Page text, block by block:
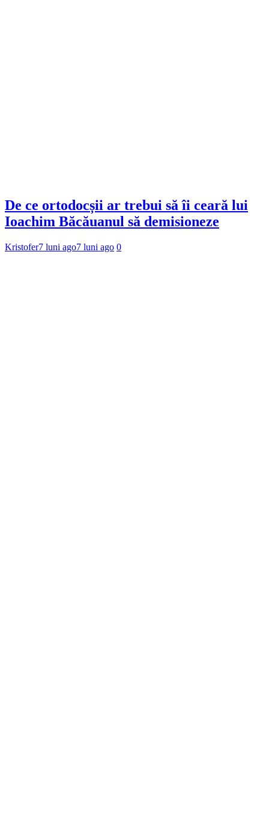
De ce ortodocșii ar trebui să îi ceară lui
Ioachim Băcăuanul să demisioneze
Kristofer7 luni ago7 luni ago 0